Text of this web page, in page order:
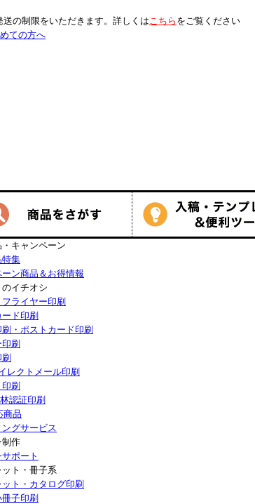
の制限をいただきます。詳しくはこちら をご覧ください
ての方へ
キャンペーン
特集
ーン商品＆お得情報
イチオシ
ライヤー印刷
ド印刷
・ポストカード印刷
刷
レクトメール印刷
刷
認証印刷
商品
グサービス
制作
ポート
ト・冊子系
ト・カタログ印刷
子印刷